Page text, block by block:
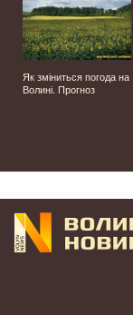
Як зміниться погода на
Волині. Прогноз